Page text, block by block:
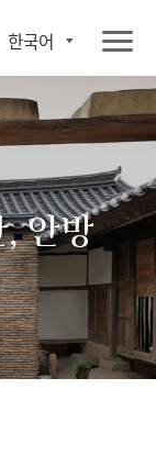
한국어
안방